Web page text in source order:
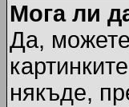
Мога ли
Да,
някъде,